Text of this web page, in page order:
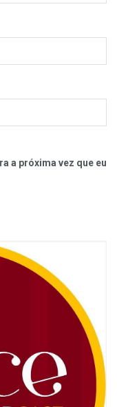
a próxima vez que eu